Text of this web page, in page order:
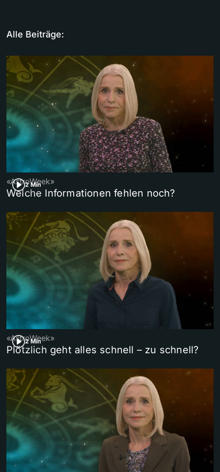
Alle Beiträge:
2 Min
«AstroWeek»
Welche Informationen fehlen noch?
2 Min
«AstroWeek»
Plötzlich geht alles schnell – zu schnell?